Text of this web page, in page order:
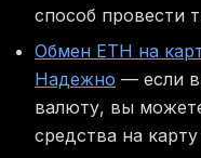
способ провести
Обмен ETH на
Надежно — если
валюту, вы
средства на